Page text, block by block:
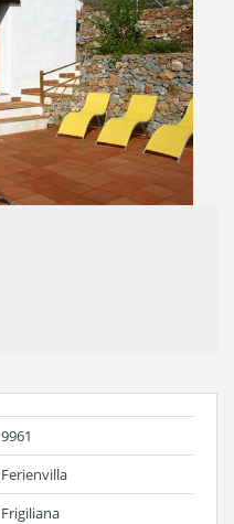
9961
Ferienvilla
Frigiliana